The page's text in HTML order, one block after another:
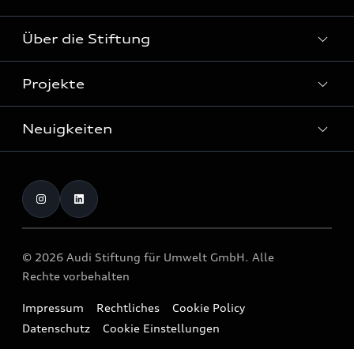
Über die Stiftung
Über die Stiftung
Förderung
Kontakt
Projekte
Home of Greenovation
Neuigkeiten
Veranstaltungen
Publikationen
© 2026 Audi Stiftung für Umwelt GmbH. Alle
Rechte vorbehalten
Impressum Rechtliches
Cookie Policy
Datenschutz
Cookie Einstellungen